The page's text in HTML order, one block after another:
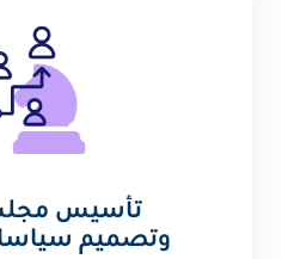
تأسيس مجلس
وتصميم